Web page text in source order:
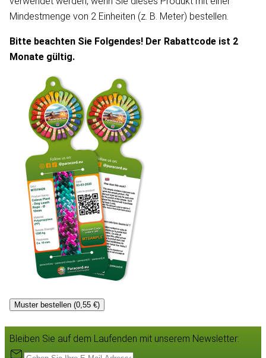
Mindestmenge von 2 Einheiten (z. B. Meter) bestellen.
Bitte beachten Sie Folgendes! Der Rabattcode ist 2
Monate gültig.
Muster bestellen (0,55 €)
Bleiben Sie auf dem Laufenden mit unserem Newsletter: